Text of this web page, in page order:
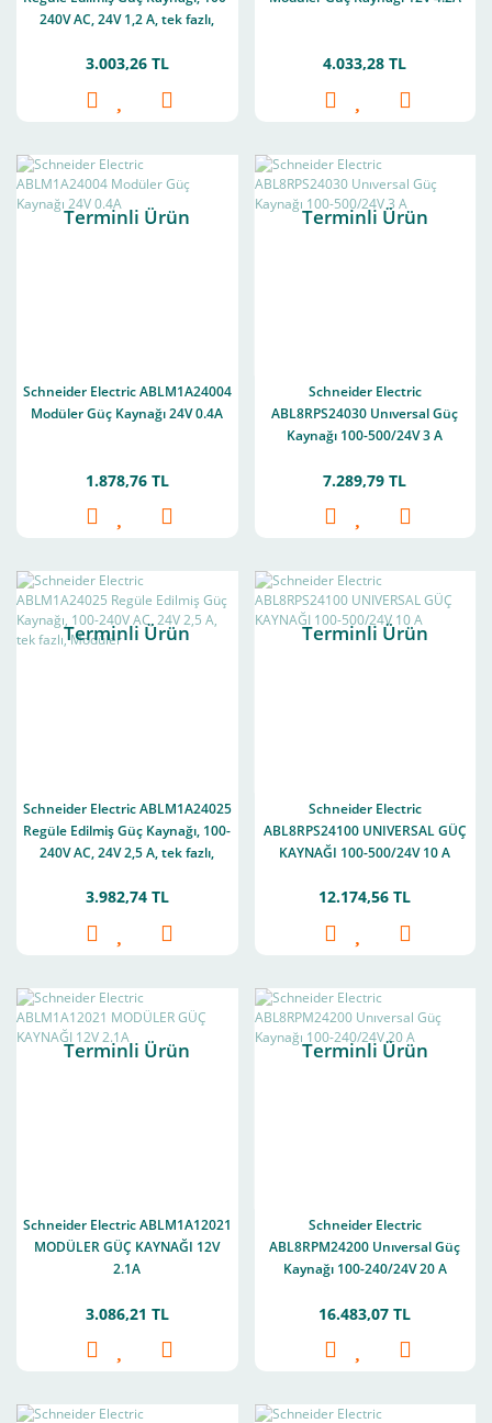
240V AC, 24V 1,2 A, tek fazlı,
3.003,26 TL 4.033,28 TL
Terminli Ürün
Schneider Electric ABLM1A24004
Modüler Güç Kaynağı 24V 0.4A
1.878,76 TL
Terminli Ürün
Schneider Electric
ABL8RPS24030 Unıversal Güç
Kaynağı 100-500/24V 3 A
7.289,79 TL
Terminli Ürün
Schneider Electric ABLM1A24025
Regüle Edilmiş Güç Kaynağı, 100-
240V AC, 24V 2,5 A, tek fazlı,
3.982,74 TL
Terminli Ürün
Schneider Electric
ABL8RPS24100 UNIVERSAL GÜÇ
KAYNAĞI 100-500/24V 10 A
12.174,56 TL
Terminli Ürün
Schneider Electric ABLM1A12021
MODÜLER GÜÇ KAYNAĞI 12V
2.1A
3.086,21 TL
Terminli Ürün
Schneider Electric
ABL8RPM24200 Unıversal Güç
Kaynağı 100-240/24V 20 A
16.483,07 TL